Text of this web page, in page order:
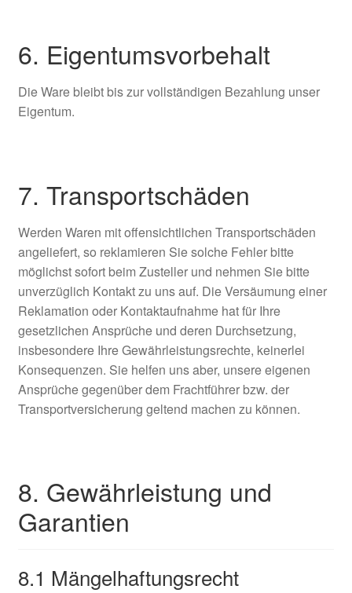
6. Eigentumsvorbehalt​​​​​​​
Die Ware bleibt bis zur vollständigen Bezahlung unser
Eigentum.
7. Transportschäden​​​​​​​
Werden Waren mit offensichtlichen Transportschäden
angeliefert, so reklamieren Sie solche Fehler bitte
möglichst sofort beim Zusteller und nehmen Sie bitte
unverzüglich Kontakt zu uns auf. Die Versäumung einer
Reklamation oder Kontaktaufnahme hat für Ihre
gesetzlichen Ansprüche und deren Durchsetzung,
insbesondere Ihre Gewährleistungsrechte, keinerlei
Konsequenzen. Sie helfen uns aber, unsere eigenen
Ansprüche gegenüber dem Frachtführer bzw. der
Transportversicherung geltend machen zu können.
8. Gewährleistung und
Garantien​​​​​​​
8.1 Mängelhaftungsrecht